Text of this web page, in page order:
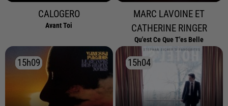
CALOGERO
Avant Toi
MARC LAVOINE ET
CATHERINE RINGER
Qu'est Ce Que T'es Belle
15h09
15h09 15h04
15h04